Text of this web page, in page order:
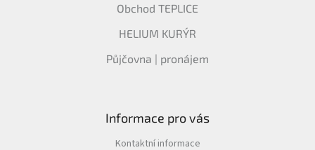
Obchod TEPLICE
HELIUM KURÝR
Půjčovna | pronájem
Informace pro vás
Kontaktní informace